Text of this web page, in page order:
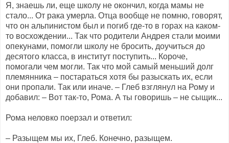
Я, знаешь ли, еще школу не окончил, когда мамы не
стало... От рака умерла. Отца вообще не помню, говорят,
что он альпинистом был и погиб где-то в горах на каком-
то восхождении... Так что родители Андрея стали моими
опекунами, помогли школу не бросить, доучиться до
десятого класса, в институт поступить... Короче,
помогали чем могли. Так что мой самый меньший долг
племянника – постараться хотя бы разыскать их, если
они пропали. Так или иначе. – Глеб взглянул на Рому и
добавил: – Вот так-то, Рома. А ты говоришь – не сыщик...
Рома неловко поерзал и ответил:
– Разыщем мы их, Глеб. Конечно, разыщем.